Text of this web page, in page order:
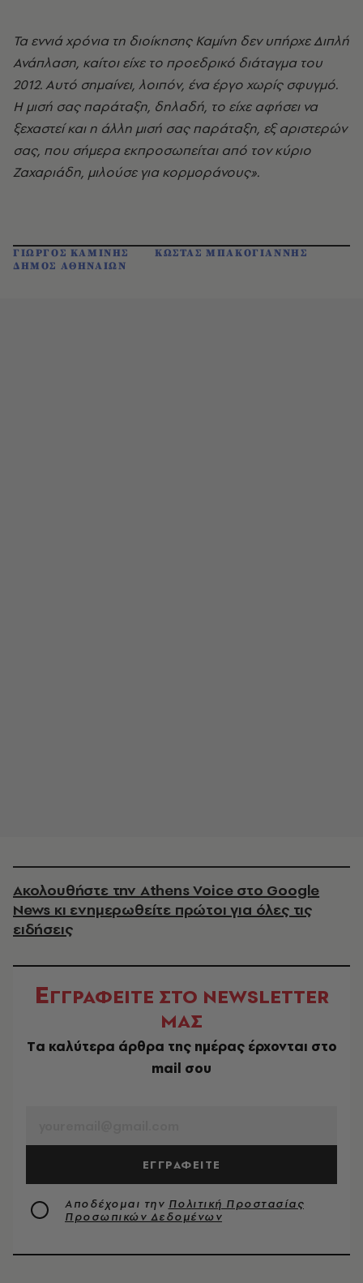
Τα εννιά χρόνια τη διοίκησης Καμίνη δεν υπήρχε Διπλή
Ανάπλαση, καίτοι είχε το προεδρικό διάταγμα του
2012. Αυτό σημαίνει, λοιπόν, ένα έργο χωρίς σφυγμό.
Η μισή σας παράταξη, δηλαδή, το είχε αφήσει να
ξεχαστεί και η άλλη μισή σας παράταξη, εξ αριστερών
σας, που σήμερα εκπροσωπείται από τον κύριο
Ζαχαριάδη, μιλούσε για κορμοράνους».
ΓΙΩΡΓΟΣ ΚΑΜΙΝΗΣ
ΚΩΣΤΑΣ ΜΠΑΚΟΓΙΑΝΝΗΣ
ΔΗΜΟΣ ΑΘΗΝΑΙΩΝ
Ακολουθήστε την Athens Voice στο Google
News κι ενημερωθείτε πρώτοι για όλες τις
ειδήσεις
ΕΓΓΡΑΦΕΙΤΕ ΣΤΟ NEWSLETTER
ΜΑΣ
Tα καλύτερα άρθρα της ημέρας έρχονται στο
mail σου
ΕΓΓΡΑΦΕΙΤΕ
Αποδέχομαι την Πολιτική Προστασίας
Προσωπικών Δεδομένων